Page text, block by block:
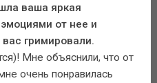
ваша яркая
от нее и
гримировали.
Мне объяснили, что от
очень понравилась